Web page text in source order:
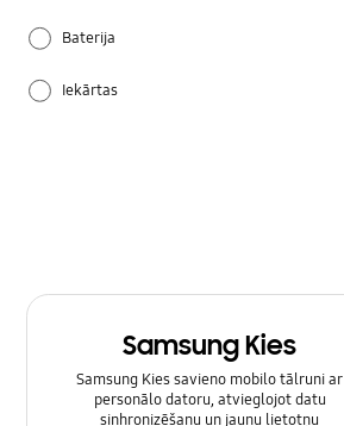
Baterija
Iekārtas
Samsung Kies
Samsung Kies savieno mobilo tālruni ar
personālo datoru, atvieglojot datu
sinhronizēšanu un jaunu lietotņu